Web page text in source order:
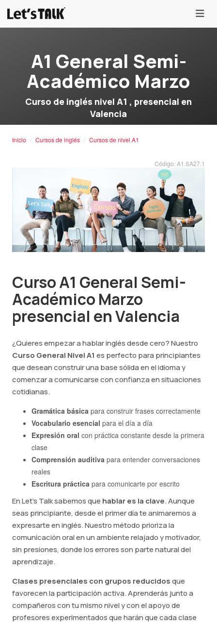
menu
A1 General Semi-
Académico Marzo
Curso de inglés nivel A1 , presencial en
Valencia
Inicio Cursos de inglés Cursos de nivel A1
Código: A1.SA27.1
Curso A1 General Semi-
Académico Marzo
presencial en Valencia
¿Quieres empezar a hablar inglés desde cero? Nuestro
Curso General Nivel A1 es perfecto para principiantes
que desean construir una base sólida en el idioma y
comenzar a comunicarse con confianza en situaciones
cotidianas.
Gramática básica para construir frases correctamente
Vocabulario esencial para el día a día
Expresión oral con práctica constante desde la primera
clase
Comprensión auditiva para entender conversaciones
reales
Escritura práctica para comunicarte por escrito
En Let's Talk sabemos que hablar es la clave. Aunque
seas principiante, desde el primer día te animaremos a
expresarte en inglés. Nuestro método prioriza la
comunicación oral en un ambiente relajado y motivador,
sin presiones, donde los errores son parte natural del
aprendizaje.
Clases presenciales con grupos reducidosque
favorecen la participación activa. Aprenderás junto a
compañeros con tu mismo nivel y con el apoyo de
profesores experimentados que harán que cada clase